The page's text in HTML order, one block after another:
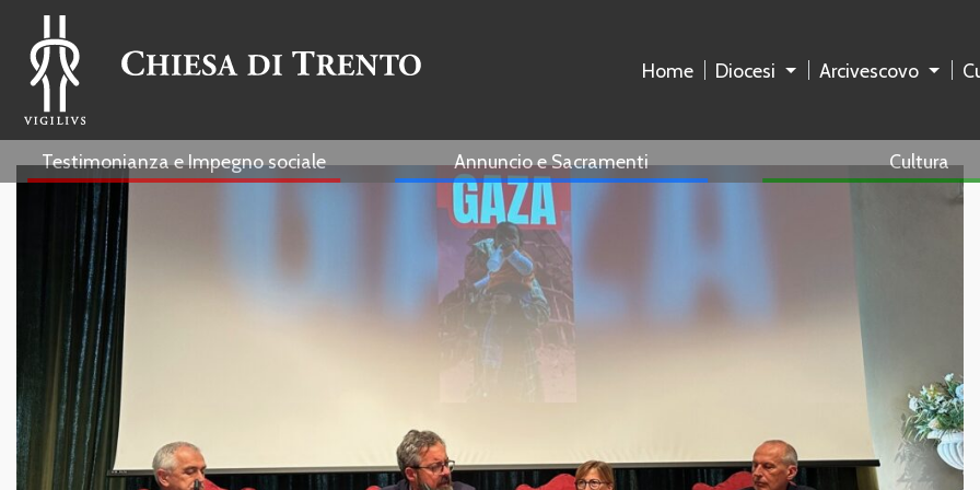
Home Diocesi Arcivescovo
Testimonianza e Impegno sociale Annuncio e Sacramenti Cultura